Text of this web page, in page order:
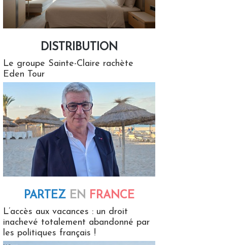
DISTRIBUTION
Le groupe Sainte-Claire rachète
Eden Tour
PARTEZ EN FRANCE
L’accès aux vacances : un droit
inachevé totalement abandonné par
les politiques français !